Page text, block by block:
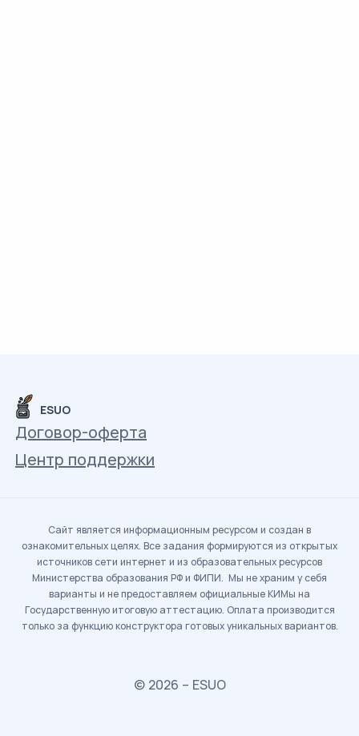
ESUO
Договор-оферта
Центр поддержки
Сайт является информационным ресурсом и создан в
ознакомительных целях. Все задания формируются из открытых
источников сети интернет и из образовательных ресурсов
Министерства образования РФ и ФИПИ. Мы не храним у себя
варианты и не предоставляем официальные КИМы на
Государственную итоговую аттестацию. Оплата производится
только за функцию конструктора готовых уникальных вариантов.
© 2026 – ESUO